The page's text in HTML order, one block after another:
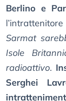
Berlino e
Sarmat
Isole
radioattivo.
Serghei